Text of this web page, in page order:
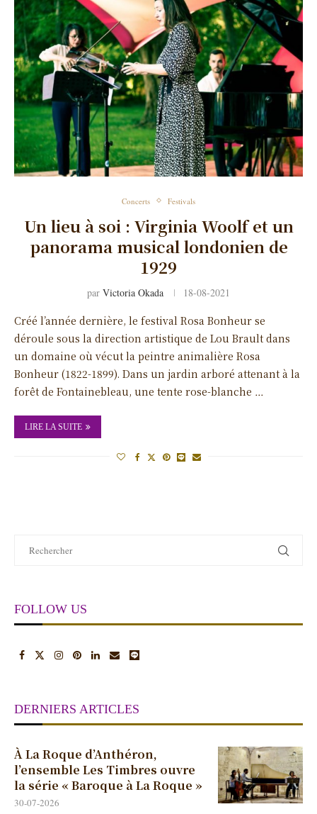
Concerts Festivals
Un lieu à soi : Virginia Woolf et un
panorama musical londonien de
1929
par Victoria Okada 18-08-2021
Créé l’année dernière, le festival Rosa Bonheur se
déroule sous la direction artistique de Lou Brault dans
un domaine où vécut la peintre animalière Rosa
Bonheur (1822-1899). Dans un jardin arboré attenant à la
forêt de Fontainebleau, une tente rose-blanche …
LIRE LA SUITE
FOLLOW US
DERNIERS ARTICLES
À La Roque d’Anthéron,
l’ensemble Les Timbres ouvre
la série « Baroque à La Roque »
30-07-2026